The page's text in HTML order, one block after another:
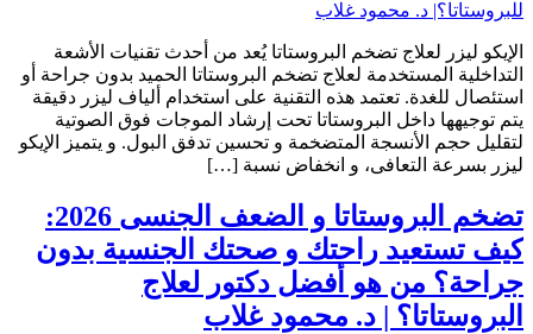
الإيكو ليزر لعلاج تضخم البروستاتا يُعد من أحدث تقنيات الأشعة
التداخلية المستخدمة لعلاج تضخم البروستاتا الحميد بدون جراحة أو
استئصال للغدة. تعتمد هذه التقنية على استخدام ألياف ليزر دقيقة
يتم توجيهها داخل البروستاتا تحت إرشاد الموجات فوق الصوتية
لتقليل حجم الأنسجة المتضخمة و تحسين تدفق البول. و يتميز الإيكو
ليزر بسرعة التعافى، و انخفاض نسبة […]
تضخم البروستاتا و الضعف الجنسى 2026:
كيف تستعيد راحتك و صحتك الجنسية بدون
جراحة؟ من هو أفضل دكتور لعلاج
البروستاتا؟ | د. محمود غلاب